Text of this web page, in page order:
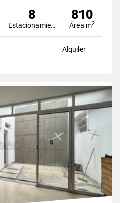
8
Estacionamiento
810
Área m2
Alquiler